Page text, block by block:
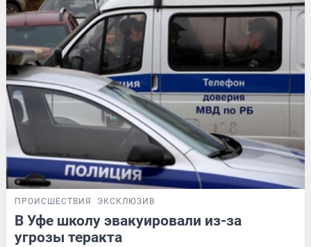
ПРОИСШЕСТВИЯ ЭКСКЛЮЗИВ
В Уфе школу эвакуировали из-за
угрозы теракта